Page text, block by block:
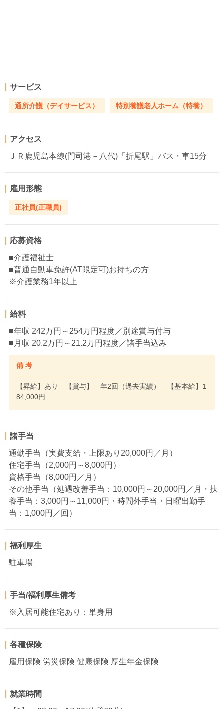
サービス
通所介護（デイサービス） 特別養護老人ホーム（特養）
アクセス
ＪＲ鹿児島本線(門司港－八代)「折尾駅」バス・車15分
雇用形態
正社員(正職員)
応募資格
■介護福祉士
■普通自動車免許(AT限定可)お持ちの方
※介護業務1年以上
給料
■年収 242万円～254万円程度／別途賞与付与
■月収 20.2万円～21.2万円程度／諸手当込み
備 考
【昇給】あり 【賞与】 年2回（過去実績） 【基本給】1
84,000円
諸手当
通勤手当（実費支給・上限あり20,000円／月）
住宅手当（2,000円～8,000円）
資格手当（8,000円／月）
その他手当（処遇改善手当：10,000円～20,000円／月・扶
養手当：3,000円～11,000円・時間外手当・日曜出勤手
当：1,000円／回）
福利厚生
駐車場
手当/福利厚生備考
※入居可能住宅あり：単身用
各種保険
雇用保険 労災保険 健康保険 厚生年金保険
就業時間